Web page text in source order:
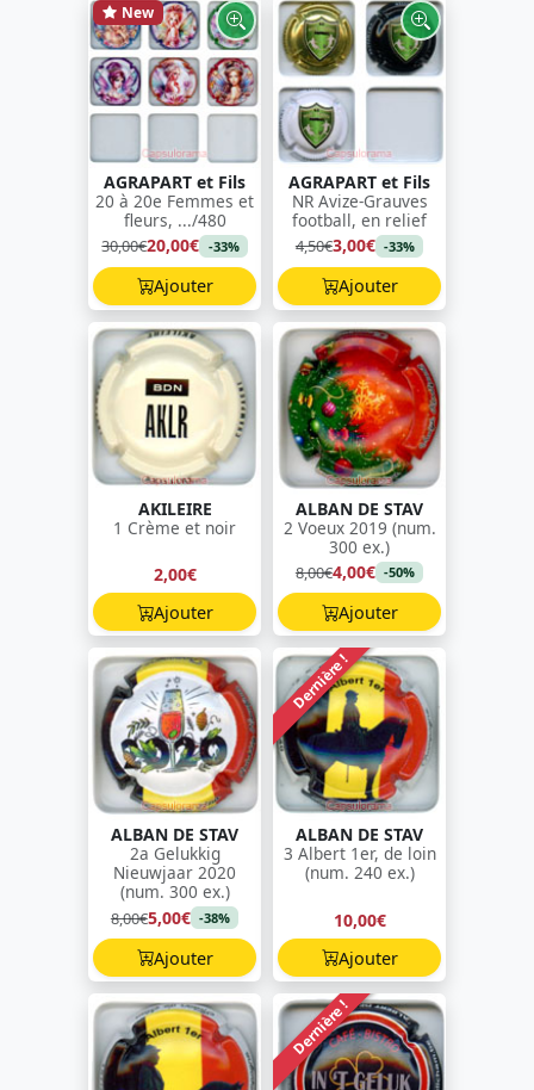
New
AGRAPART et Fils
20 à 20e Femmes et
fleurs, .../480
30,00€20,00€ -33%
Ajouter
AGRAPART et Fils
NR Avize-Grauves
football, en relief
4,50€3,00€ -33%
Ajouter
AKILEIRE
1 Crème et noir
2,00€
Ajouter
ALBAN DE STAV
2 Voeux 2019 (num.
300 ex.)
8,00€4,00€ -50%
Ajouter
ALBAN DE STAV
2a Gelukkig
Nieuwjaar 2020
(num. 300 ex.)
8,00€5,00€ -38%
Ajouter
Dernière !
ALBAN DE STAV
3 Albert 1er, de loin
(num. 240 ex.)
10,00€
Ajouter
Dernière !